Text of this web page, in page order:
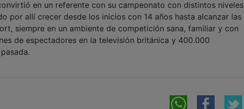
en un referente con su campeonato con distintos niveles
por allí crecer desde los inicios con 14 años hasta alcanzar las
siempre en un ambiente de competición sana, familiar y con
de espectadores en la televisión británica y 400.000